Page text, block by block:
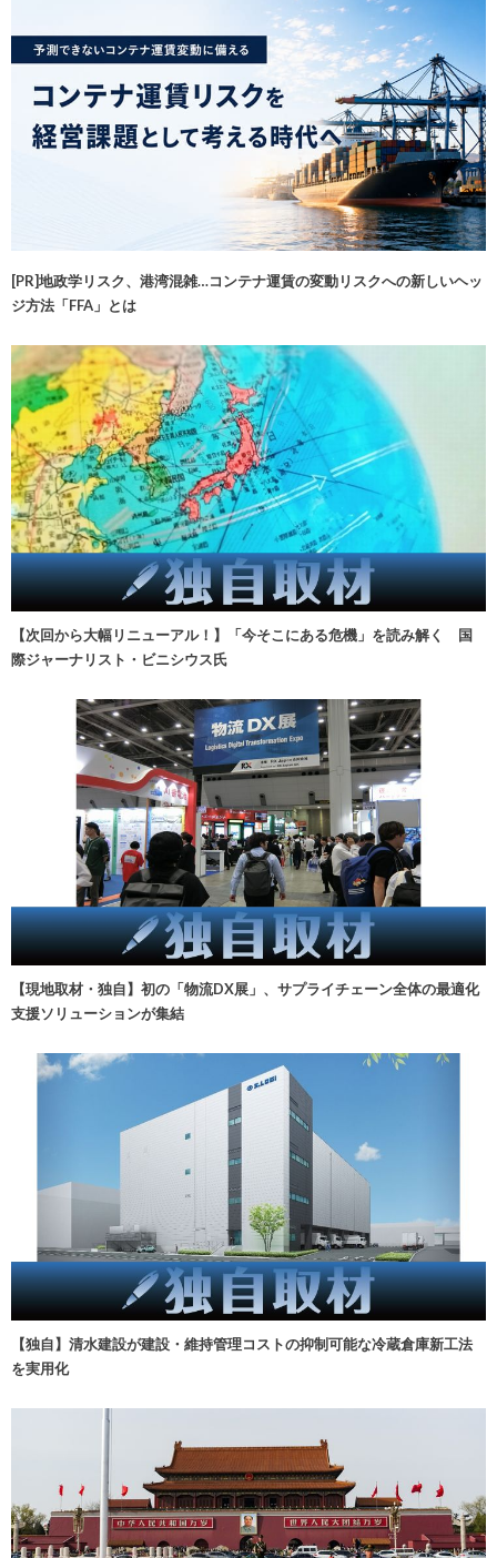
[PR]地政学リスク、港湾混雑…コンテナ運賃の変動リスクへの新しいヘッ
ジ方法「FFA」とは
【次回から大幅リニューアル！】「今そこにある危機」を読み解く 国
際ジャーナリスト・ビニシウス氏
【現地取材・独自】初の「物流DX展」、サプライチェーン全体の最適化
支援ソリューションが集結
【独自】清水建設が建設・維持管理コストの抑制可能な冷蔵倉庫新工法
を実用化